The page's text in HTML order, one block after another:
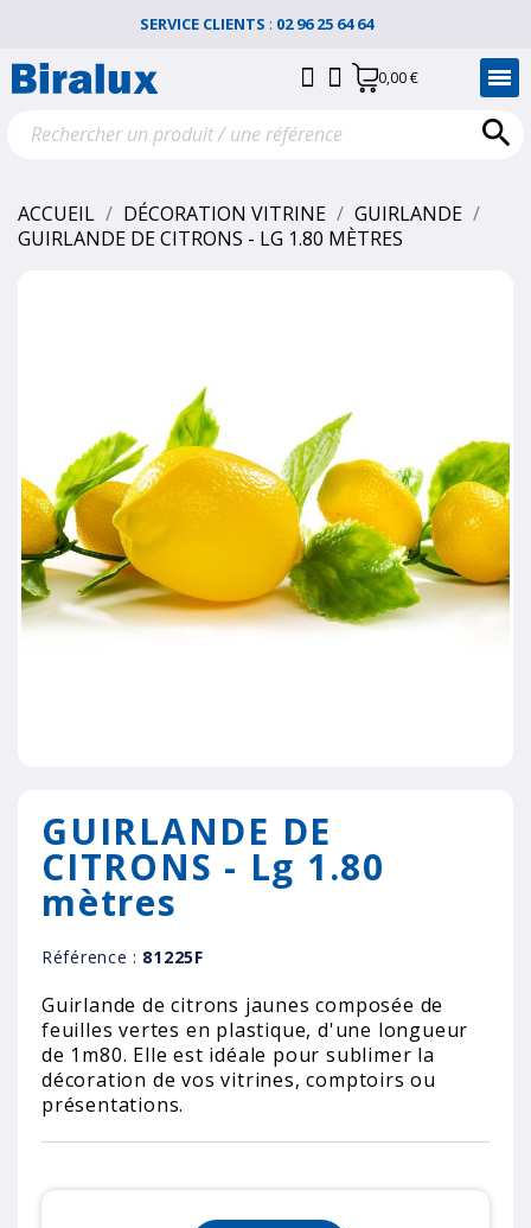
SERVICE CLIENTS : 02 96 25 64 64
0,00 €

ACCUEIL DÉCORATION VITRINE
GUIRLANDE
GUIRLANDE DE CITRONS - LG 1.80 MÈTRES
GUIRLANDE DE
CITRONS - Lg 1.80
mètres
Référence : 81225F
Guirlande de citrons jaunes composée de
feuilles vertes en plastique, d'une longueur
de 1m80. Elle est idéale pour sublimer la
décoration de vos vitrines, comptoirs ou
présentations.